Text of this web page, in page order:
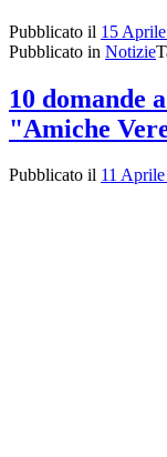
Pubblicato il 15
Pubblicato in Notizie
10 domande
"Amiche
Pubblicato il 11